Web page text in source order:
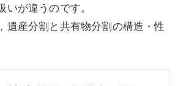
が違うのです。
遺産分割と共有物分割の構造・性